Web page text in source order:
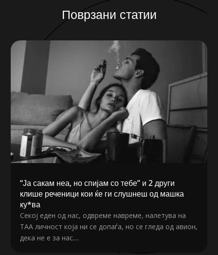
Поврзани статии
“Ја сакам неа, но спијам со тебе” и 2 други
клише реченици кои ќе ги слушнеш од машка
ку*ва
Секој еден од нас, одвреме навреме, налетува на
ТАА личност која ни се допаѓа, но се гледа од авион,
дека не е за нас....